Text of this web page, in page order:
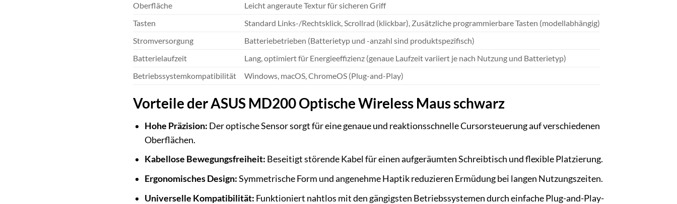
Oberfläche
Leicht angeraute Textur für sicheren Griff
Tasten
Standard Links-/Rechtsklick, Scrollrad (klickbar), Zusätzliche programmierbare Tasten (modellabhängig)
Stromversorgung
Batteriebetrieben (Batterietyp und -anzahl sind produktspezifisch)
Batterielaufzeit
Lang, optimiert für Energieeffizienz (genaue Laufzeit variiert je nach Nutzung und Batterietyp)
Betriebssystemkompatibilität
Windows, macOS, ChromeOS (Plug-and-Play)
Vorteile der ASUS MD200 Optische Wireless Maus schwarz
Hohe Präzision: Der optische Sensor sorgt für eine genaue und reaktionsschnelle Cursorsteuerung auf verschiedenen
Oberflächen.
Kabellose Bewegungsfreiheit: Beseitigt störende Kabel für einen aufgeräumten Schreibtisch und flexible Platzierung.
Ergonomisches Design:Symmetrische Form und angenehme Haptik reduzieren Ermüdung bei langen Nutzungszeiten.
Universelle Kompatibilität: Funktioniert nahtlos mit den gängigsten Betriebssystemen durch einfache Plug-and-Play-